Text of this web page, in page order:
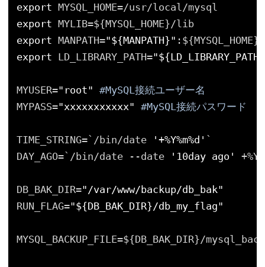
export MYSQL_HOME=/usr/local/mysql
export MYLIB=${MYSQL_HOME}/lib
export MANPATH="${MANPATH}"
export LD_LIBRARY_PATH=
MYUSER="root" #MySQL接続ユーザー名
MYPASS="xxxxxxxxxxx" #MySQL接続パスワード
TIME_STRING=`/bin/date '+%Y%m%d' `
DAY_AGO=`/bin/date --date
'10day ago'
DB_BAK_DIR="/var/www/backup/db_bak"
RUN_FLAG="${DB_BAK_DIR}/db_my_flag"
MYSQL_BACKUP_FILE=${DB_BAK_DIR}/